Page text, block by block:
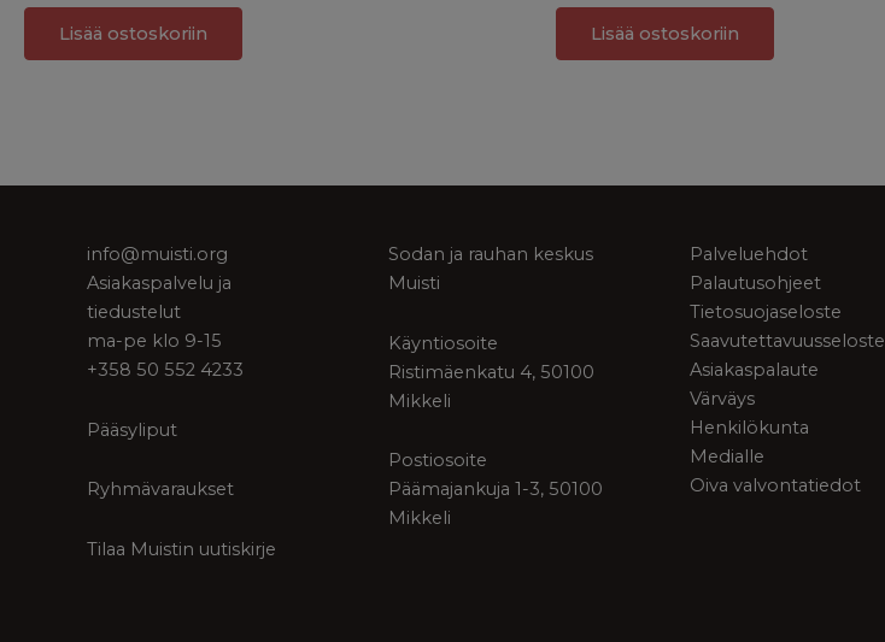
Lisää ostoskoriin Lisää ostoskoriin
info@muisti.org
Asiakaspalvelu ja
tiedustelut
ma-pe klo 9-15
+358 50 552 4233
Pääsyliput
Ryhmävaraukset
Tilaa Muistin uutiskirje
Sodan ja rauhan keskus
Muisti
Käyntiosoite
Ristimäenkatu 4, 50100
Mikkeli
Postiosoite
Päämajankuja 1-3, 50100
Mikkeli
Palveluehdot
Palautusohjeet
Tietosuojaseloste
Saavutettavuusseloste
Asiakaspalaute
Värväys
Henkilökunta
Medialle
Oiva valvontatiedot